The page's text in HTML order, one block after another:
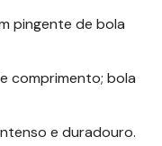
pingente de bola
comprimento; bola
e duradouro.